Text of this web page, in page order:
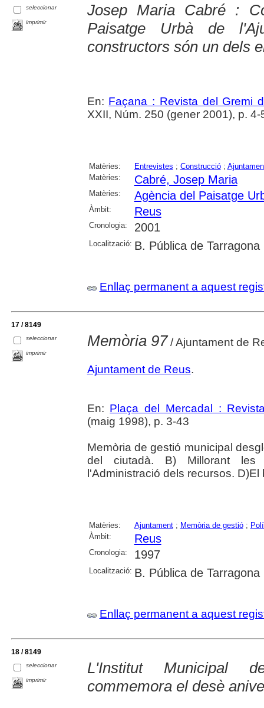
seleccionar
imprimir
Josep Maria Cabré :
Paisatge Urbà de
constructors són un dels
En: Façana : Revista del Gremi
XXII, Núm. 250 (gener 2001), p. 4-
Matèries: Entrevistes ; Construcció;
Matèries:
Cabré, Josep Maria
Matèries: Agència del Paisatge
Àmbit: Reus
Cronologia: 2001
Localització: B. Pública de Tarragona
Enllaç permanent a aquest
17 / 8149
seleccionar
imprimir
Memòria 97 / Ajuntament de
Ajuntament de Reus.
En: Plaça del Mercadal :
(maig 1998), p. 3-43
Memòria de gestió municipal
del ciutadà. B) Millorant les
l'Administració dels recursos.
Matèries: Ajuntament; Memòria de gestió;
Àmbit:
Reus
Cronologia: 1997
Localització: B. Pública de Tarragona
Enllaç permanent a aquest
18 / 8149
seleccionar
imprimir
L'Institut Municipal
commemora el desè